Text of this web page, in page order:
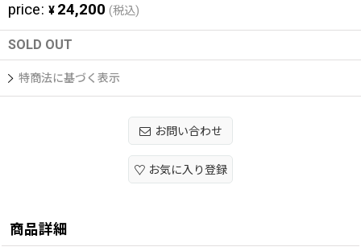
price: ¥ 24,200 (税込)
SOLD OUT
特商法に基づく表示
お問い合わせ
お気に入り登録
商品詳細